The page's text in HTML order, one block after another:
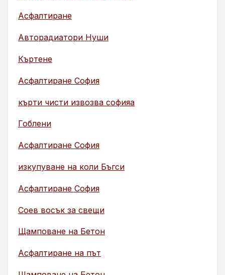
Асфалтиране
Авторадиатори Нуши
Къртене
Асфалтиране София
кърти чисти извозва софияа
Гоблени
Асфалтиране София
изкупуване на коли Бъгси
Асфалтиране София
Соев восък за свещи
Щамповане на Бетон
Асфалтиране на път